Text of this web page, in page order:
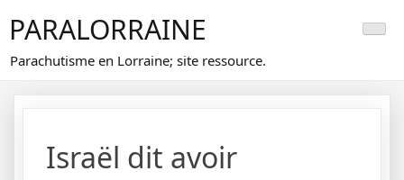
content
PARALORRAINE
Parachutisme en Lorraine; site ressource.
Israël dit avoir